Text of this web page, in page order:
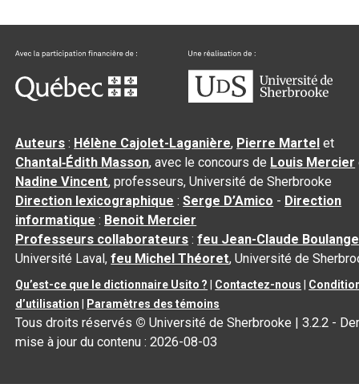
Auteurs : Hélène Cajolet-Laganière, Pierre Martel et
Chantal‑Édith Masson, avec le concours de Louis Mercier
Nadine Vincent, professeurs, Université de Sherbrooke
Direction lexicographique :Serge D’Amico - Direction
informatique : Benoit Mercier
Professeurs collaborateurs :feu Jean-Claude
Université Laval,feu Michel Théoret, Université de
Qu’est-ce que le dictionnaire Usito ? Contactez-nous
d’utilisation
Paramètres des témoins
Tous droits réservés © Université de Sherbrooke |3.2.2 -
mise à jour du contenu :2026-08-03